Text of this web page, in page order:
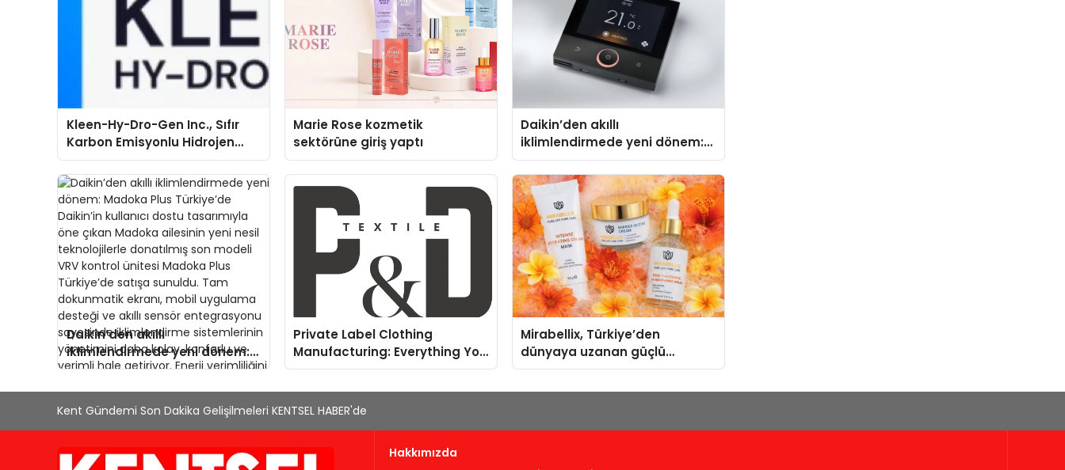
Kleen-Hy-Dro-Gen Inc., Sıfır
Karbon Emisyonlu Hidrojen
Isıtma Teknolojisinde ISO ve
TSSA Düzenleyici Onaylarını
Aldı
Marie Rose kozmetik
sektörüne giriş yaptı
Daikin’den akıllı
iklimlendirmede yeni dönem:
Madoka Plus Türkiye’de
Daikin’den akıllı
iklimlendirmede yeni dönem:
Madoka Plus Türkiye’de
tasarımıyla öne çıkan Madoka
modeli VRV kontrol ünitesi
Private Label Clothing
Manufacturing: Everything You
Need to Know
Mirabellix, Türkiye’den
dünyaya uzanan güçlü
büyümesini sürdürüyor
Kent Gündemi Son Dakika Gelişilmeleri KENTSEL HABER'de
Hakkımızda